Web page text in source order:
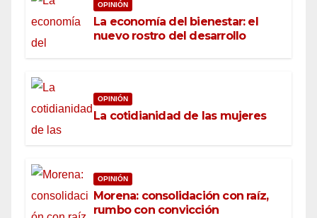
OPINIÓN
La economía del bienestar: el
nuevo rostro del desarrollo
OPINIÓN
La cotidianidad de las mujeres
OPINIÓN
Morena: consolidación con raíz,
rumbo con convicción